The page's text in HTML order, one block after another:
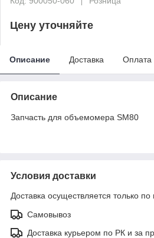
Цену уточняйте
Описание Доставка Оплата
Описание
Запчасть для объемомера SM80
Условия доставки
Доставка осуществляется только по
Самовывоз
Доставка курьером по РК и за